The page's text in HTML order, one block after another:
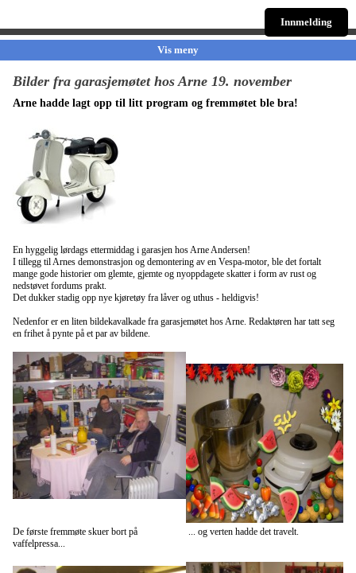
Innmelding
Vis meny
Bilder fra garasjemøtet hos Arne 19. november
Arne hadde lagt opp til litt program og fremmøtet ble bra!
En hyggelig lørdags ettermiddag i garasjen hos Arne Andersen!
I tillegg til Arnes demonstrasjon og demontering av en Vespa-motor, ble det fortalt
mange gode historier om glemte, gjemte og nyoppdagete skatter i form av rust og
nedstøvet fordums prakt.
Det dukker stadig opp nye kjøretøy fra låver og uthus - heldigvis!
Nedenfor er en liten bildekavalkade fra garasjemøtet hos Arne. Redaktøren har tatt seg
en frihet å pynte på et par av bildene.
De første fremmøte skuer bort på
vaffelpressa...
... og verten hadde det travelt.